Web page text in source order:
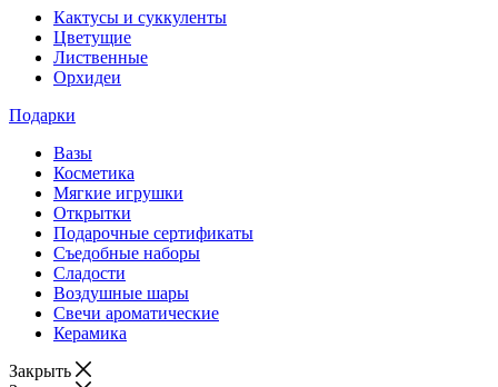
Кактусы и суккуленты
Цветущие
Лиственные
Орхидеи
Подарки
Вазы
Косметика
Мягкие игрушки
Открытки
Подарочные сертификаты
Съедобные наборы
Сладости
Воздушные шары
Свечи ароматические
Керамика
Закрыть